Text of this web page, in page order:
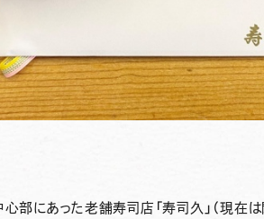
心部にあった老舗寿司店「寿司久」（現在